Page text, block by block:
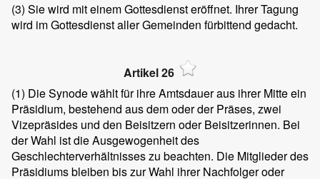
(3) Sie wird mit einem Gottesdienst eröffnet. Ihrer Tagung
wird im Gottesdienst aller Gemeinden fürbittend gedacht.
Artikel 26
(1) Die Synode wählt für ihre Amtsdauer aus ihrer Mitte ein
Präsidium, bestehend aus dem oder der Präses, zwei
Vizepräsides und den Beisitzern oder Beisitzerinnen. Bei
der Wahl ist die Ausgewogenheit des
Geschlechterverhältnisses zu beachten. Die Mitglieder des
Präsidiums bleiben bis zur Wahl ihrer Nachfolger oder